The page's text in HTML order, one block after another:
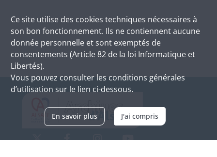
Ce site utilise des cookies techniques nécessaires à
son bon fonctionnement. Ils ne contiennent aucune
donnée personnelle et sont exemptés de
consentements (Article 82 de la loi Informatique et
Libertés).
Vous pouvez consulter les conditions générales
d’utilisation sur le lien ci-dessous.
En savoir plus J'ai compris